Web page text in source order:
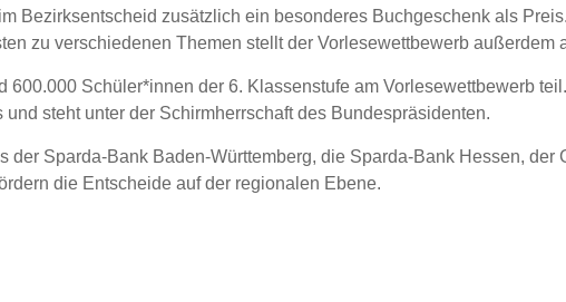
Bezirksentscheid zusätzlich ein besonderes Buchgeschenk als Preis.
zu verschiedenen Themen stellt der Vorlesewettbewerb außerdem
600.000 Schüler*innen der 6. Klassenstufe am Vorlesewettbewerb
steht unter der Schirmherrschaft des Bundespräsidenten.
der Sparda-Bank Baden-Württemberg, die Sparda-Bank Hessen,
die Entscheide auf der regionalen Ebene.